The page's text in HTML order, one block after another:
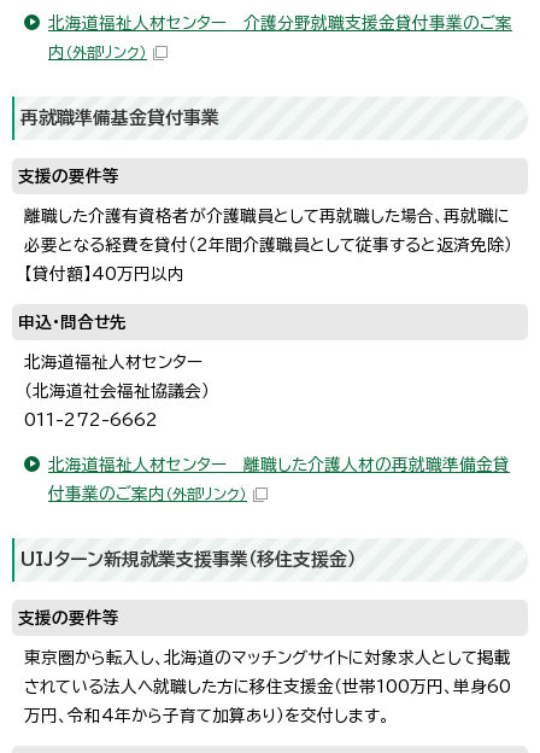
北海道福祉人材センター 介護分野就職支援金貸付事業のご案
内 （外部リンク）
再就職準備基金貸付事業
支援の要件等
離職した介護有資格者が介護職員として再就職した場合、再就職に
必要となる経費を貸付（2年間介護職員として従事すると返済免除）
【貸付額】40万円以内
申込・問合せ先
北海道福祉人材センター
（北海道社会福祉協議会）
011-272-6662
北海道福祉人材センター 離職した介護人材の再就職準備金貸
付事業のご案内 （外部リンク）
UIJターン新規就業支援事業（移住支援金）
支援の要件等
東京圏から転入し、北海道のマッチングサイトに対象求人として掲載
されている法人へ就職した方に移住支援金（世帯100万円、単身60
万円、令和4年から子育て加算あり）を交付します。